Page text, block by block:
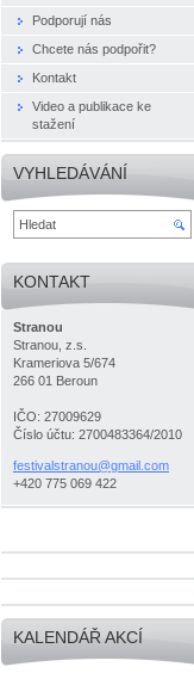
Podporují nás
Chcete nás podpořit?
Kontakt
Video a publikace ke
stažení
VYHLEDÁVÁNÍ
KONTAKT
Stranou
Stranou, z.s.
Krameriova 5/674
266 01 Beroun
IČO: 27009629
Číslo účtu: 2700483364/2010
festivalstranou@gmail.com
+420 775 069 422
KALENDÁŘ AKCÍ